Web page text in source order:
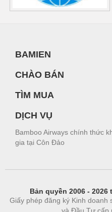
BAMIEN
CHÀO BÁN
TÌM MUA
DỊCH VỤ
Bamboo Airways chính thức
gia tại Côn Đảo
Bản quyền 2006 -
Giấy phép đăng ký Kinh doanh
và Đầu Tư cấp